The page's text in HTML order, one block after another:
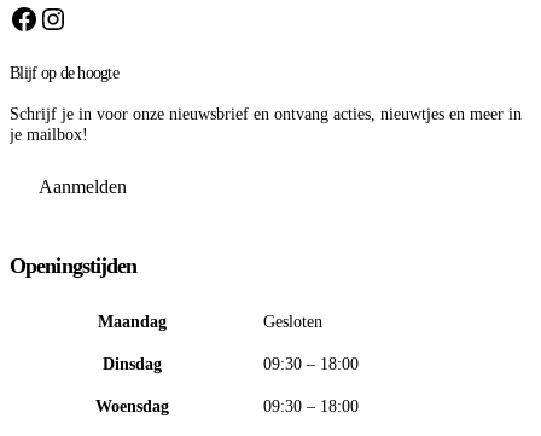
Facebook
Instagram
Blijf op de hoogte
Schrijf je in voor onze nieuwsbrief en ontvang acties, nieuwtjes en meer in
je mailbox!
Aanmelden
Openingstijden
Maandag Gesloten
Dinsdag 09:30 – 18:00
Woensdag 09:30 – 18:00